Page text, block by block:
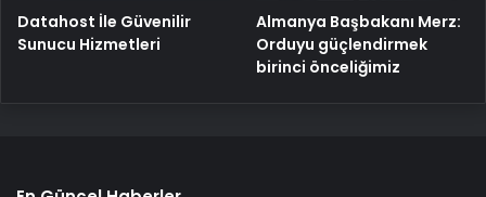
Datahost İle Güvenilir
Sunucu Hizmetleri
Almanya Başbakanı Merz:
Orduyu güçlendirmek
birinci önceliğimiz